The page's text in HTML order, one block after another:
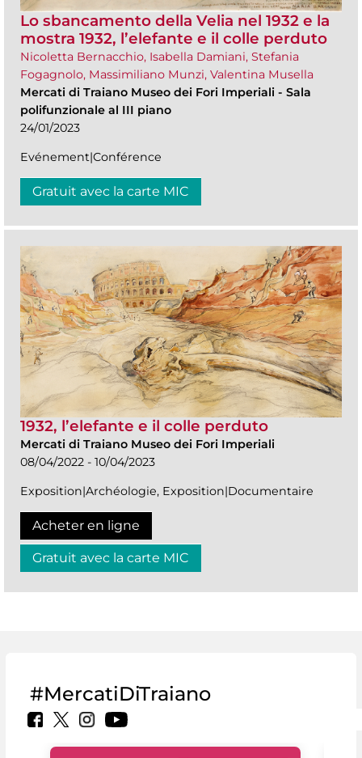
Lo sbancamento della Velia nel 1932 e la
mostra 1932, l’elefante e il colle perduto
Nicoletta Bernacchio, Isabella Damiani, Stefania
Fogagnolo, Massimiliano Munzi, Valentina Musella
Mercati di Traiano Museo dei Fori Imperiali - Sala
polifunzionale al III piano
24/01/2023
Evénement|Conférence
Gratuit avec la carte MIC
1932, l’elefante e il colle perduto
Mercati di Traiano Museo dei Fori Imperiali
08/04/2022 - 10/04/2023
Exposition|Archéologie, Exposition|Documentaire
Acheter en ligne
Gratuit avec la carte MIC
#MercatiDiTraiano